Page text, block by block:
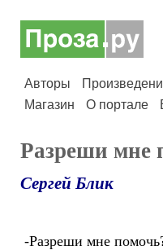
Авторы
Магазин
О портале
Разреши мне
Сергей Блик
-Разреши мне